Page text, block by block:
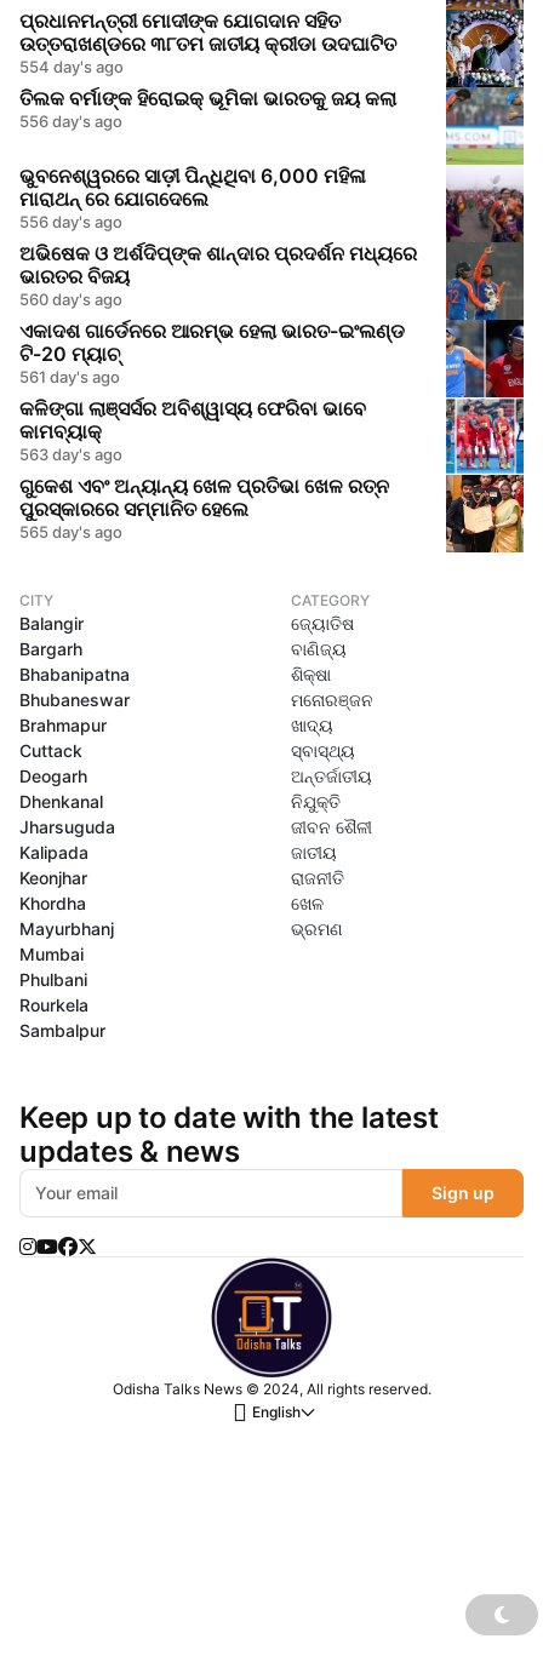
ପ୍ରଧାନମନ୍ତ୍ରୀ ମୋଦୀଙ୍କ ଯୋଗଦାନ ସହିତ
ଉତ୍ତରାଖଣ୍ଡରେ ୩୮ତମ ଜାତୀୟ କ୍ରୀଡା ଉଦଘାଟିତ
554 day's ago
ତିଲକ ବର୍ମାଙ୍କ ହିରୋଇକ୍ ଭୂମିକା ଭାରତକୁ ଜୟ କଲା
556 day's ago
ଭୁବନେଶ୍ୱରରେ ସାଡ଼ୀ ପିନ୍ଧିଥିବା 6,000 ମହିଳା
ମାରାଥନ୍ ରେ ଯୋଗଦେଲେ
556 day's ago
ଅଭିଷେକ ଓ ଅର୍ଶଦିପ୍‌ଙ୍କ ଶାନ୍‌ଦାର ପ୍ରଦର୍ଶନ ମଧ୍ୟରେ
ଭାରତର ବିଜୟ
560 day's ago
ଏକାଦଶ ଗାର୍ଡେନରେ ଆରମ୍ଭ ହେଲା ଭାରତ-ଇଂଲଣ୍ଡ
ଟି-20 ମ୍ୟାଚ୍
561 day's ago
କଳିଙ୍ଗା ଲାଞ୍ସର୍ସର ଅବିଶ୍ୱାସ୍ୟ ଫେରିବା ଭାବେ
କାମବ୍ୟାକ୍
563 day's ago
ଗୁକେଶ ଏବଂ ଅନ୍ୟାନ୍ୟ ଖେଳ ପ୍ରତିଭା ଖେଳ ରତ୍ନ
ପୁରସ୍କାରରେ ସମ୍ମାନିତ ହେଲେ
565 day's ago
CITY
Balangir
Bargarh
Bhabanipatna
Bhubaneswar
Brahmapur
Cuttack
Deogarh
Dhenkanal
Jharsuguda
Kalipada
Keonjhar
Khordha
Mayurbhanj
Mumbai
Phulbani
Rourkela
Sambalpur
CATEGORY
ଜ୍ୟୋତିଷ
ବାଣିଜ୍ୟ
ଶିକ୍ଷା
ମନୋରଞ୍ଜନ
ଖାଦ୍ୟ
ସ୍ବାସ୍ଥ୍ୟ
ଅନ୍ତର୍ଜାତୀୟ
ନିଯୁକ୍ତି
ଜୀବନ ଶୈଳୀ
ଜାତୀୟ
ରାଜନୀତି
ଖେଳ
ଭ୍ରମଣ
Keep up to date with the latest
updates & news
Sign up
Odisha Talks News © 2024, All rights reserved.
English